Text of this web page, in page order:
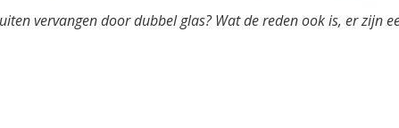
vervangen door dubbel glas? Wat de reden ook is, er zijn